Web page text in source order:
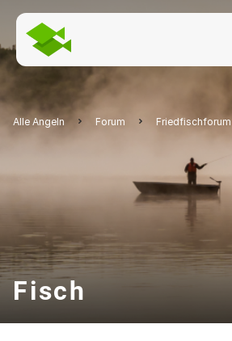
Alle Angeln Forum Friedfischforum
Fisch